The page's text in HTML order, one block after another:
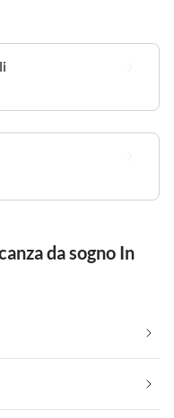
da sogno In